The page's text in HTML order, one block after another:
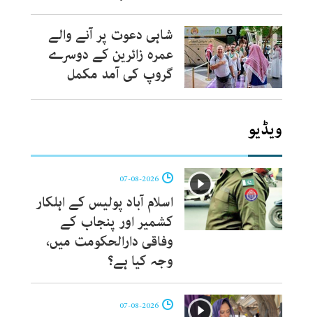
شاہی دعوت پر آنے والے
عمرہ زائرین کے دوسرے
گروپ کی آمد مکمل
ویڈیو
اسلام آباد پولیس کے اہلکار
کشمیر اور پنجاب کے
وفاقی دارالحکومت میں،
وجہ کیا ہے؟